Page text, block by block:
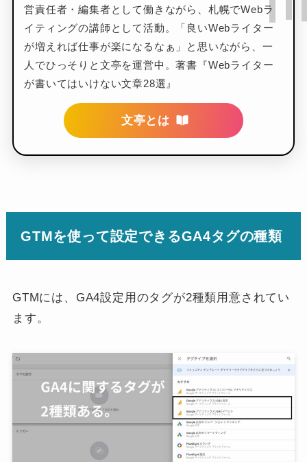
営責任者・編集者として働きながら、札幌でWebラ
イティングの講師として活動。「良いWebライター
が増えれば仕事が楽になるなぁ」と思いながら、一
人でひっそりと文亭を運営中。著書『Webライター
が書いてはいけない文章28選』
文亭とは
GTMを使って設定できるGA4タグの種類
GTMには、GA4設定用のタグが2種類用意されてい
ます。